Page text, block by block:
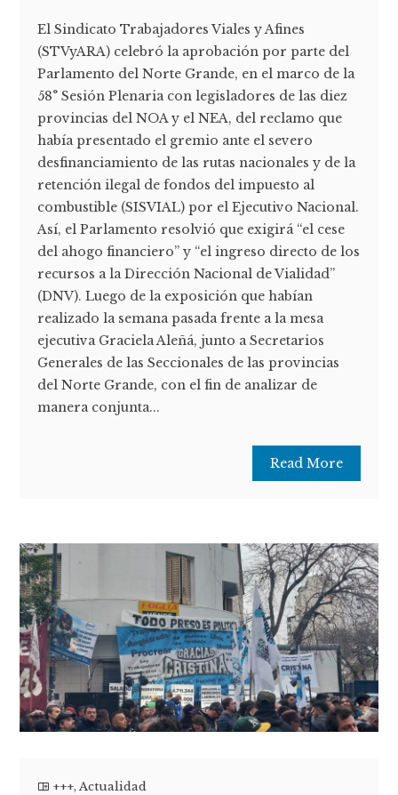
El Sindicato Trabajadores Viales y Afines
(STVyARA) celebró la aprobación por parte del
Parlamento del Norte Grande, en el marco de la
58° Sesión Plenaria con legisladores de las diez
provincias del NOA y el NEA, del reclamo que
había presentado el gremio ante el severo
desfinanciamiento de las rutas nacionales y de la
retención ilegal de fondos del impuesto al
combustible (SISVIAL) por el Ejecutivo Nacional.
Así, el Parlamento resolvió que exigirá “el cese
del ahogo financiero” y “el ingreso directo de los
recursos a la Dirección Nacional de Vialidad”
(DNV). Luego de la exposición que habían
realizado la semana pasada frente a la mesa
ejecutiva Graciela Aleñá, junto a Secretarios
Generales de las Seccionales de las provincias
del Norte Grande, con el fin de analizar de
manera conjunta...
Read More
+++,Actualidad